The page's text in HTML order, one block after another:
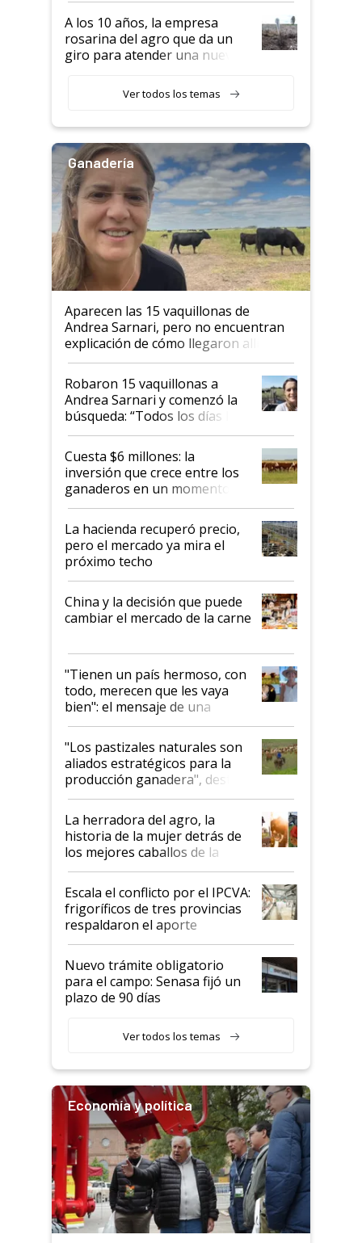
semillero
A los 10 años, la empresa
rosarina del agro que da un
giro para atender una nueva
Ver todos los temas
Ganadería
Aparecen las 15 vaquillonas de
Andrea Sarnari, pero no encuentran
explicación de cómo llegaron allí
Robaron 15 vaquillonas a
Andrea Sarnari y comenzó la
búsqueda: “Todos los días le
toca a algún productor”
Cuesta $6 millones: la
inversión que crece entre los
ganaderos en un momento
histórico para la actividad
La hacienda recuperó precio,
pero el mercado ya mira el
próximo techo
China y la decisión que puede
cambiar el mercado de la carne
"Tienen un país hermoso, con
todo, merecen que les vaya
bien": el mensaje de una
ganadera uruguaya sobre las
oportunidades que se abren
para el agro en Argentina, con
foco en la carne
"Los pastizales naturales son
aliados estratégicos para la
producción ganadera", destaca
la iniciativa que ya reúne a 46
establecimientos en Argentina
La herradora del agro, la
historia de la mujer detrás de
los mejores caballos de la
Argentina y los mitos que
todavía hacen sufrir a estos
animales: "Mientras me
descalificaban, yo seguí
haciendo currículum"
Escala el conflicto por el IPCVA:
frigoríficos de tres provincias
respaldaron el aporte
obligatorio
Nuevo trámite obligatorio
para el campo: Senasa fijó un
plazo de 90 días
Ver todos los temas
Economía y política